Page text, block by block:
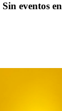
Sin eventos